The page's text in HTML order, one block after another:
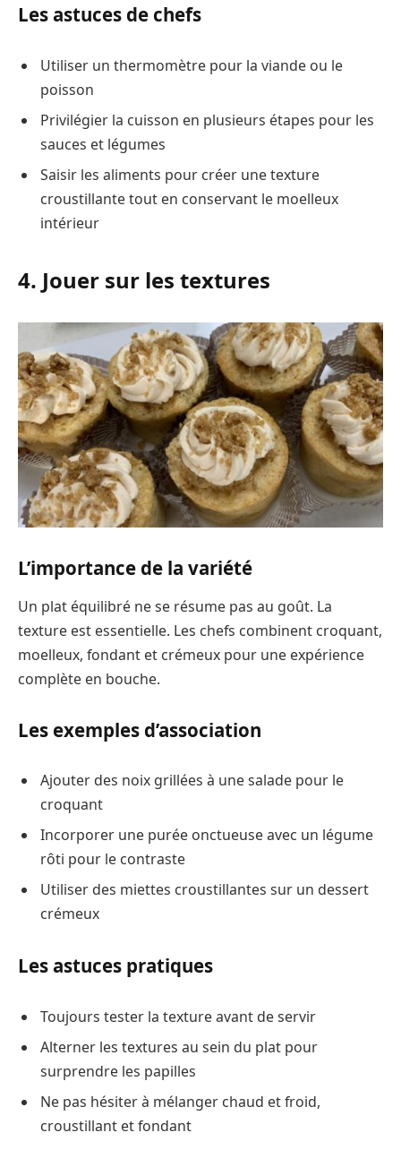
Les astuces de chefs
Utiliser un thermomètre pour la viande ou le
poisson
Privilégier la cuisson en plusieurs étapes pour les
sauces et légumes
Saisir les aliments pour créer une texture
croustillante tout en conservant le moelleux
intérieur
4. Jouer sur les textures
L’importance de la variété
Un plat équilibré ne se résume pas au goût. La
texture est essentielle. Les chefs combinent croquant,
moelleux, fondant et crémeux pour une expérience
complète en bouche.
Les exemples d’association
Ajouter des noix grillées à une salade pour le
croquant
Incorporer une purée onctueuse avec un légume
rôti pour le contraste
Utiliser des miettes croustillantes sur un dessert
crémeux
Les astuces pratiques
Toujours tester la texture avant de servir
Alterner les textures au sein du plat pour
surprendre les papilles
Ne pas hésiter à mélanger chaud et froid,
croustillant et fondant